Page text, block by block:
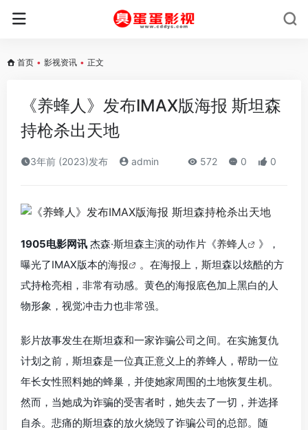
首页 • 影视资讯 • 正文
《养蜂人》发布IMAX版海报 斯坦森
持枪杀出天地
3年前 (2023)发布 admin 572 0 0
1905电影网讯 杰森·斯坦森主演的动作片《养蜂人
》，
曝光了IMAX版本的海报
。在海报上，斯坦森以炫酷的方
式持枪亮相，非常有动感。黄色的海报底色加上黑白的人
物形象，视觉冲击力也非常强。
影片故事发生在斯坦森和一家诈骗公司之间。在实施复仇
计划之前，斯坦森是一位真正意义上的养蜂人，帮助一位
年长女性照料她的蜂巢，并使她家周围的土地恢复生机。
然而，当她成为诈骗的受害者时，她失去了一切，并选择
自杀。悲痛的斯坦森的放火烧毁了诈骗公司的总部。随